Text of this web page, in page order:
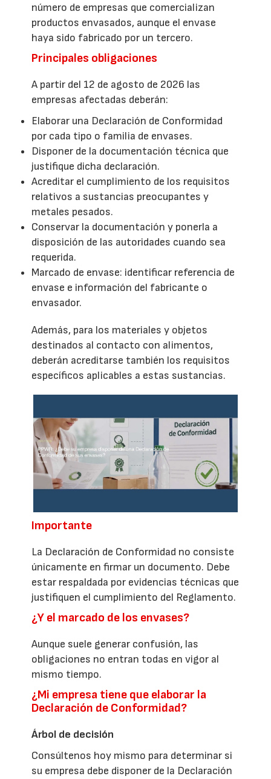
número de empresas que comercializan
productos envasados, aunque el envase
haya sido fabricado por un tercero.
Principales obligaciones
A partir del 12 de agosto de 2026 las
empresas afectadas deberán:
Elaborar una Declaración de Conformidad
por cada tipo o familia de envases.
Disponer de la documentación técnica que
justifique dicha declaración.
Acreditar el cumplimiento de los requisitos
relativos a sustancias preocupantes y
metales pesados.
Conservar la documentación y ponerla a
disposición de las autoridades cuando sea
requerida.
Marcado de envase: identificar referencia de
envase e información del fabricante o
envasador.
Además, para los materiales y objetos
destinados al contacto con alimentos,
deberán acreditarse también los requisitos
específicos aplicables a estas sustancias.
Importante
La Declaración de Conformidad no consiste
únicamente en firmar un documento. Debe
estar respaldada por evidencias técnicas que
justifiquen el cumplimiento del Reglamento.
¿Y el marcado de los envases?
Aunque suele generar confusión, las
obligaciones no entran todas en vigor al
mismo tiempo.
¿Mi empresa tiene que elaborar la
Declaración de Conformidad?
Árbol de decisión
Consúltenos hoy mismo para determinar si
su empresa debe disponer de la Declaración